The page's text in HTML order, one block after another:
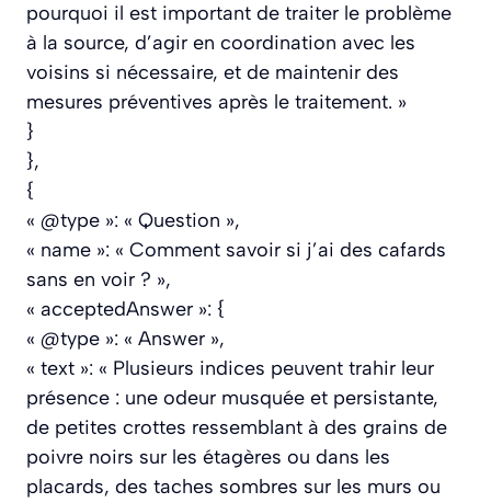
pourquoi il est important de traiter le problème
à la source, d’agir en coordination avec les
voisins si nécessaire, et de maintenir des
mesures préventives après le traitement. »
}
},
{
« @type »: « Question »,
« name »: « Comment savoir si j’ai des cafards
sans en voir ? »,
« acceptedAnswer »: {
« @type »: « Answer »,
« text »: « Plusieurs indices peuvent trahir leur
présence : une odeur musquée et persistante,
de petites crottes ressemblant à des grains de
poivre noirs sur les étagères ou dans les
placards, des taches sombres sur les murs ou